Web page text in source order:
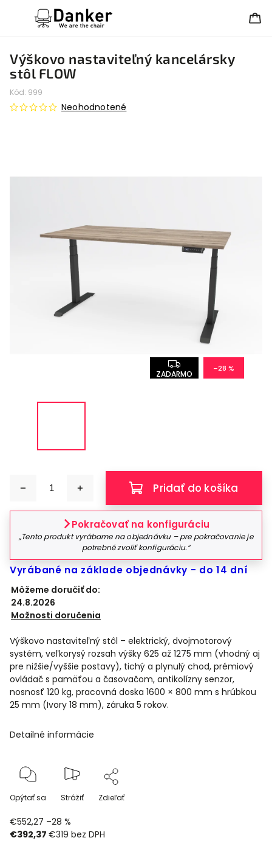
Výškovo nastaviteľný kancelársky
stôl FLOW
Kód: 999
Neohodnotené
ZADARMO
–28 %
€552,27 –28 %
€392,37 €319 bez DPH
Vyrábané na základe objednávky - do 14 dní
Môžeme doručiť do:
24.8.2026
Možnosti doručenia
Pokračovať na konfiguráciu
„Tento produkt vyrábame na objednávku – pre pokračovanie je
potrebné zvoliť konfiguráciu.“
Pridať do košíka
Výškovo nastaviteľný stôl – elektrický, dvojmotorový
systém, veľkorysý rozsah výšky 625 až 1275 mm (vhodný aj
pre nižšie/vyššie postavy), tichý a plynulý chod, prémiový
ovládač s pamäťou a časovačom, antikolízny senzor,
nosnosť 120 kg, pracovná doska 1600 × 800 mm s hrúbkou
25 mm (Ivory 18 mm), záruka 5 rokov.
Detailné informácie
Opýtať sa Strážiť Zdieľať